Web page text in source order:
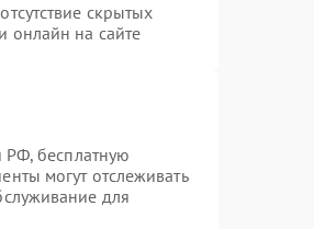
скрытых
онлайн на сайте
РФ, бесплатную
могут отслеживать
для